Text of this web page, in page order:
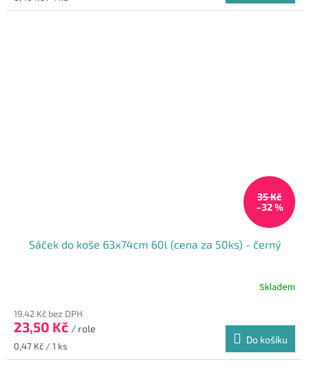
cena:
35 Kč
–32 %
Sáček do koše 63x74cm 60l (cena za 50ks) - černý
Skladem
19,42 Kč bez DPH
23,50 Kč / role
Měrná
cena:
0,47 Kč / 1 ks
Do košíku